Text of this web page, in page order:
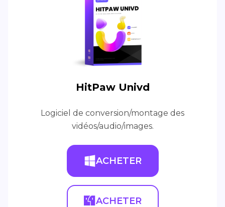
HitPaw Univd
Logiciel de conversion/montage des
vidéos/audio/images.
ACHETER
ACHETER